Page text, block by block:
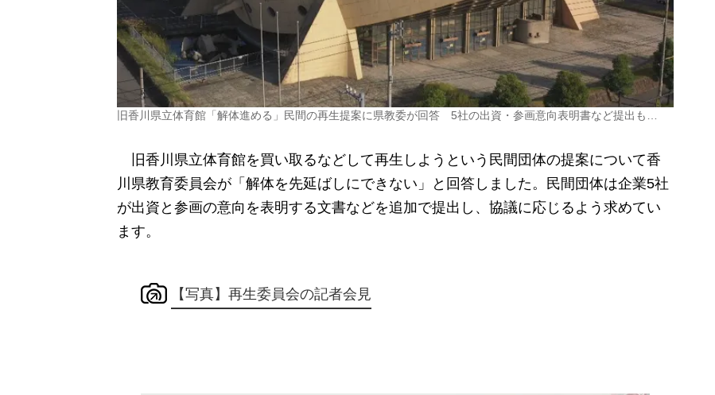
旧香川県立体育館「解体進める」民間の再生提案に県教委が回答 5社の出資・参画意向表明書など提出も…
旧香川県立体育館を買い取るなどして再生しようという民間団体の提案について香
川県教育委員会が「解体を先延ばしにできない」と回答しました。民間団体は企業5社
が出資と参画の意向を表明する文書などを追加で提出し、協議に応じるよう求めてい
ます。
【写真】再生委員会の記者会見